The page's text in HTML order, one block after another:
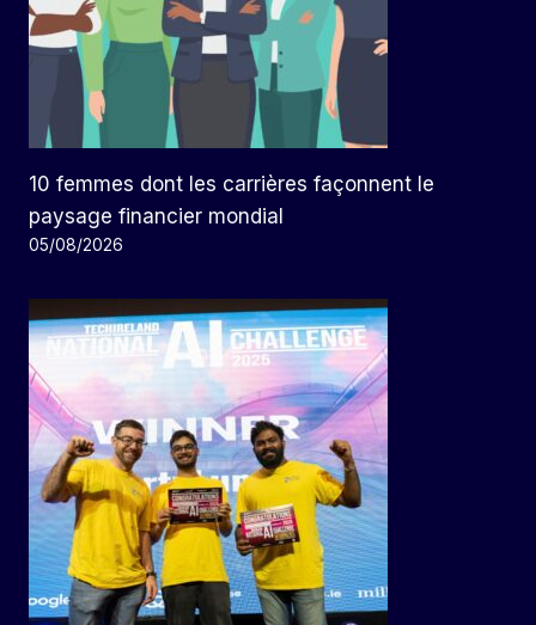
10 femmes dont les carrières façonnent le
paysage financier mondial
05/08/2026